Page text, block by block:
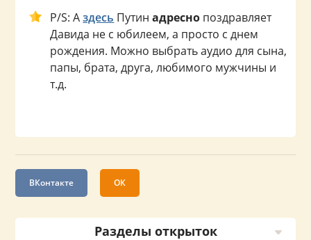
P/S: Аздесь Путинадресно поздравляет
Давида не с юбилеем, а просто с днем
рождения. Можно выбрать аудио для сына,
папы, брата, друга, любимого мужчины и
т.д.
ВКонтакте ОК
Разделы открыток